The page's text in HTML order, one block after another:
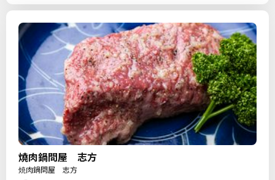
燒肉鍋問屋 志方
焼肉鍋問屋 志方